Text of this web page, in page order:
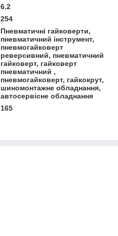
6.2
254
Пневматичні гайковерти,
пневматичний інструмент,
пневмогайковерт
реверсивний, пневматичний
гайковерт, гайковерт
пневматичний ,
пневмогайковерт, гайкокрут,
шиномонтажне обладнання,
автосервісне обладнання
165